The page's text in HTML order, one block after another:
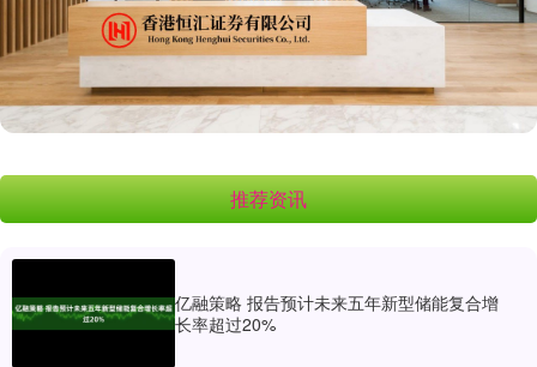
推荐资讯
亿融策略 报告预计未来五年新型储能复合增
长率超过20%